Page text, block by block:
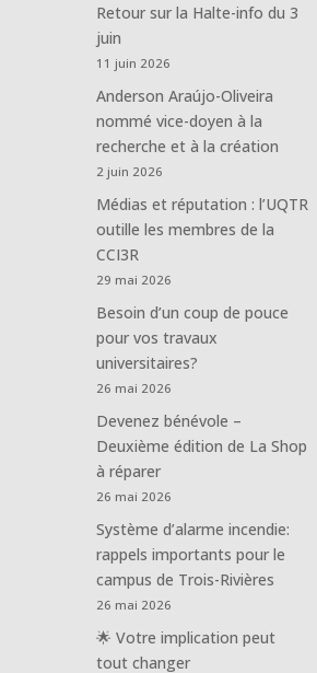
Retour sur la Halte-info du 3
juin
11 juin 2026
Anderson Araújo-Oliveira
nommé vice-doyen à la
recherche et à la création
2 juin 2026
Médias et réputation : l’UQTR
outille les membres de la
CCI3R
29 mai 2026
Besoin d’un coup de pouce
pour vos travaux
universitaires?
26 mai 2026
Devenez bénévole –
Deuxième édition de La Shop
à réparer
26 mai 2026
Système d’alarme incendie:
rappels importants pour le
campus de Trois-Rivières
26 mai 2026
🌟 Votre implication peut
tout changer